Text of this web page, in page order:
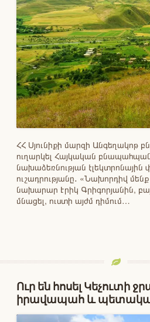
ՀՀ Սյունիքի մարզի Անգեղակոթ
ուղարկել Հայկական
նախաձեռնության էլեկտրոնային
ուշադրությանը․ «Նախորդիվ
նախարար Էրիկ Գրիգորյանին,
մնացել, ուստի այժմ դիմում…
Ուր են հոսել Կեչուտի
իրավապահ և